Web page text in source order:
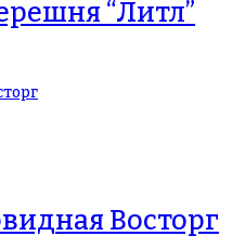
“Литл”
Восторг